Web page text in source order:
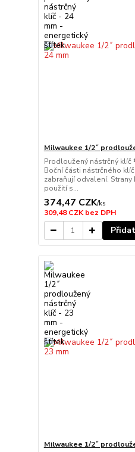
Milwaukee 1/2˝
Prodloužený nástrčný klíč
Boční části nástrčného
zabraňují odvalení.
použití s...
374,47 CZK/ks
309,48 CZKbez DPH
Milwaukee 1/2˝